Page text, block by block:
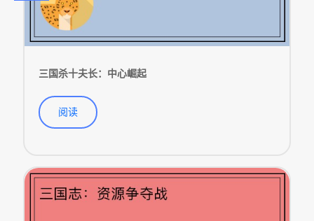
三国杀十夫长：中心崛起
阅读